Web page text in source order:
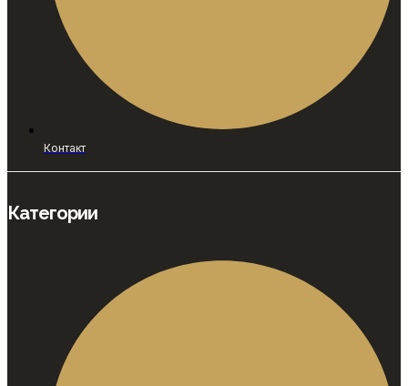
Контакт
Категории